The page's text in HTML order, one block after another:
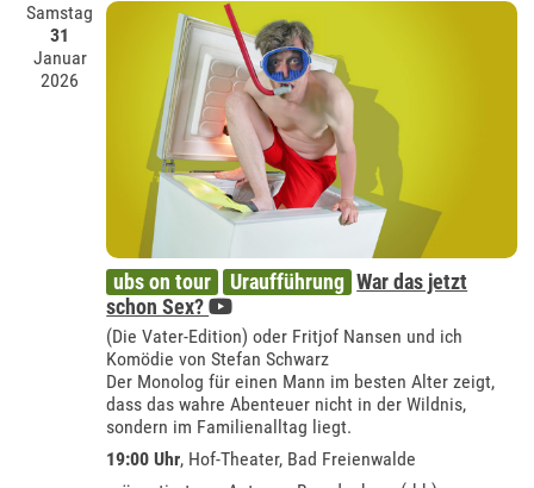
Samstag
31
Januar
2026
ubs on tour Uraufführung War das jetzt
schon Sex?
(Die Vater-Edition) oder Fritjof Nansen und ich
Komödie von Stefan Schwarz
Der Monolog für einen Mann im besten Alter zeigt,
dass das wahre Abenteuer nicht in der Wildnis,
sondern im Familienalltag liegt.
19:00 Uhr, Hof-Theater, Bad Freienwalde